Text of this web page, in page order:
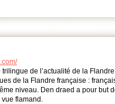
trilingue de l’actualité de la
de la Flandre française :
niveau. Den draed a pour but
vue flamand.